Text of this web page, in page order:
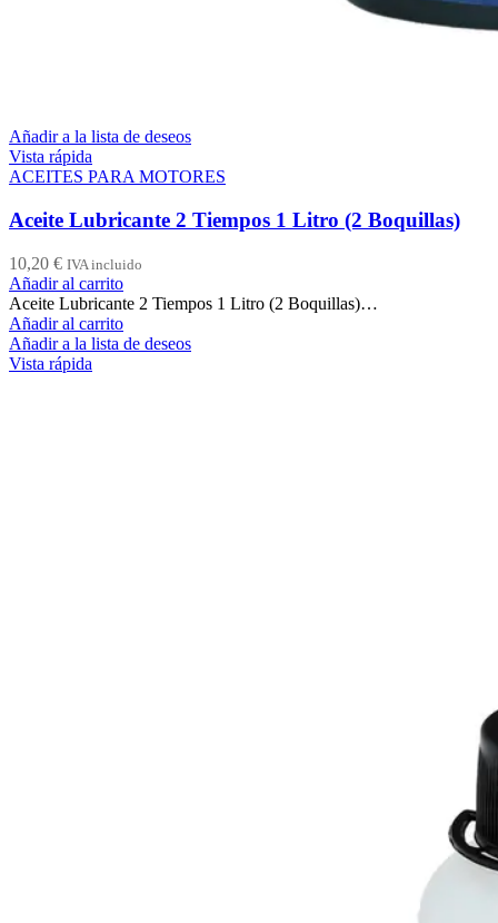
Añadir a la lista de deseos
Vista rápida
ACEITES PARA MOTORES
Aceite Lubricante 2 Tiempos 1 Litro (2 Boquillas)
10,20 € IVA incluido
Añadir al carrito
Aceite Lubricante 2 Tiempos 1 Litro (2 Boquillas)…
Añadir al carrito
Añadir a la lista de deseos
Vista rápida